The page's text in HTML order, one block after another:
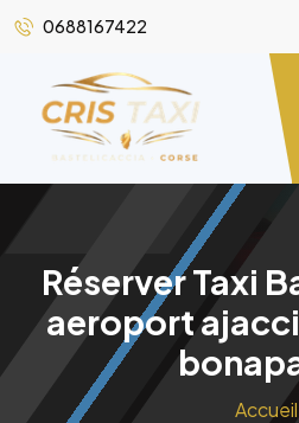
0688167422
Réserver Taxi
aeroport
Accueil